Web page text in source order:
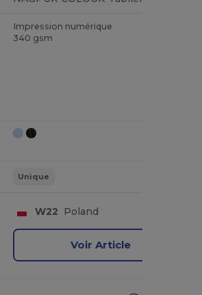
Impression numérique
340 gsm
Unique
W22 Poland
Voir Article